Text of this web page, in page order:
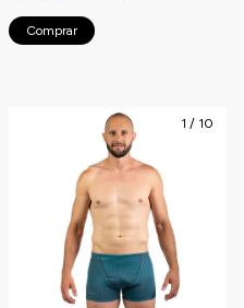
Comprar
1 / 10